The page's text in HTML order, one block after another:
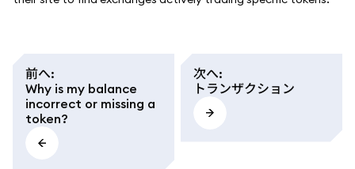
前へ:
Why is my balance
incorrect or missing a
token?
次へ:
トランザクション